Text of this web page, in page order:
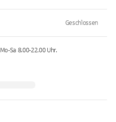
Geschlossen
Mo-Sa 8.00-22.00Uhr.